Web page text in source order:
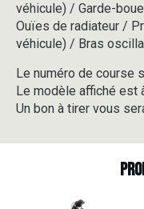
véhicule) / Garde-
Ouïes de radiateur /
véhicule) / Bras
Le numéro de course
Le modèle affiché est
Un bon à tirer vous